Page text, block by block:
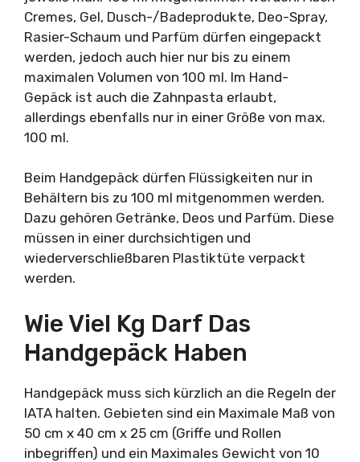
Cremes, Gel, Dusch-/Badeprodukte, Deo-Spray,
Rasier-Schaum und Parfüm dürfen eingepackt
werden, jedoch auch hier nur bis zu einem
maximalen Volumen von 100 ml. Im Hand-
Gepäck ist auch die Zahnpasta erlaubt,
allerdings ebenfalls nur in einer Größe von max.
100 ml.
Beim Handgepäck dürfen Flüssigkeiten nur in
Behältern bis zu 100 ml mitgenommen werden.
Dazu gehören Getränke, Deos und Parfüm. Diese
müssen in einer durchsichtigen und
wiederverschließbaren Plastiktüte verpackt
werden.
Wie Viel Kg Darf Das
Handgepäck Haben
Handgepäck muss sich kürzlich an die Regeln der
IATA halten. Gebieten sind ein Maximale Maß von
50 cm x 40 cm x 25 cm (Griffe und Rollen
inbegriffen) und ein Maximales Gewicht von 10